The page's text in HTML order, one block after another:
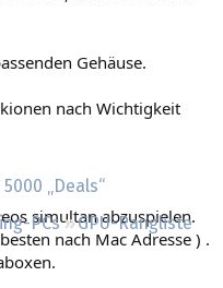
5000 „Deals“
PCs
GPU-Rangliste
Gehäuse.
nach Wichtigkeit
simultan abzuspielen.
nach Mac Adresse ) .